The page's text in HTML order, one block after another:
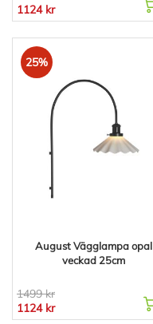
1124 kr
25%
August Vägglampa opal
veckad 25cm
1499 kr
1124 kr